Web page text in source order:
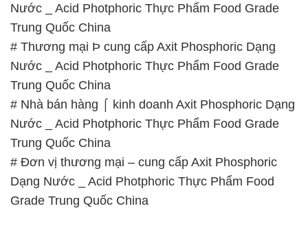
Nước _ Acid Photphoric Thực Phẩm Food Grade
Trung Quốc China
# Thương mại Þ cung cấp Axit Phosphoric Dạng
Nước _ Acid Photphoric Thực Phẩm Food Grade
Trung Quốc China
# Nhà bán hàng ⌠ kinh doanh Axit Phosphoric Dạng
Nước _ Acid Photphoric Thực Phẩm Food Grade
Trung Quốc China
# Đơn vị thương mại – cung cấp Axit Phosphoric
Dạng Nước _ Acid Photphoric Thực Phẩm Food
Grade Trung Quốc China